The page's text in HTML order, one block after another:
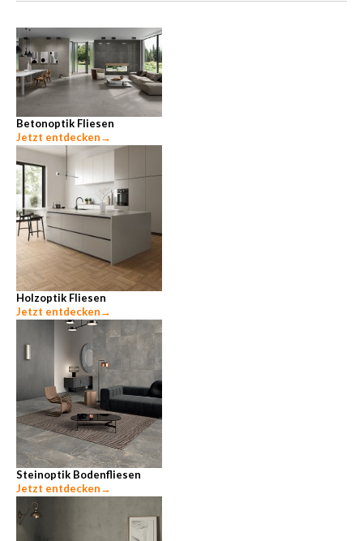
Betonoptik Fliesen
Jetzt entdecken→
Holzoptik Fliesen
Jetzt entdecken→
Steinoptik Bodenfliesen
Jetzt entdecken→